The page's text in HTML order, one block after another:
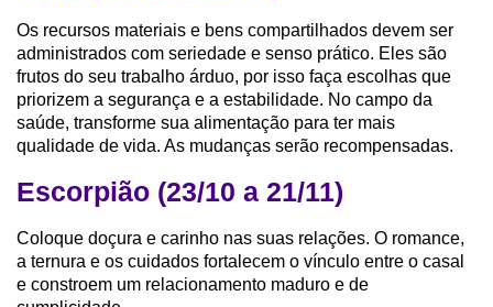
Os recursos materiais e bens compartilhados devem ser
administrados com seriedade e senso prático. Eles são
frutos do seu trabalho árduo, por isso faça escolhas que
priorizem a segurança e a estabilidade. No campo da
saúde, transforme sua alimentação para ter mais
qualidade de vida. As mudanças serão recompensadas.
Escorpião (23/10 a 21/11)
Coloque doçura e carinho nas suas relações. O romance,
a ternura e os cuidados fortalecem o vínculo entre o casal
e constroem um relacionamento maduro e de